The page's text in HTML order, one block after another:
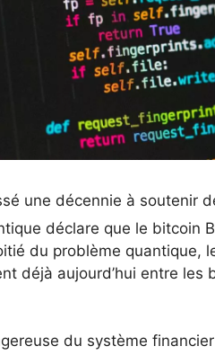
une décennie à soutenir
déclare que le bitcoin
du problème quantique,
déjà aujourd’hui entre les
du système